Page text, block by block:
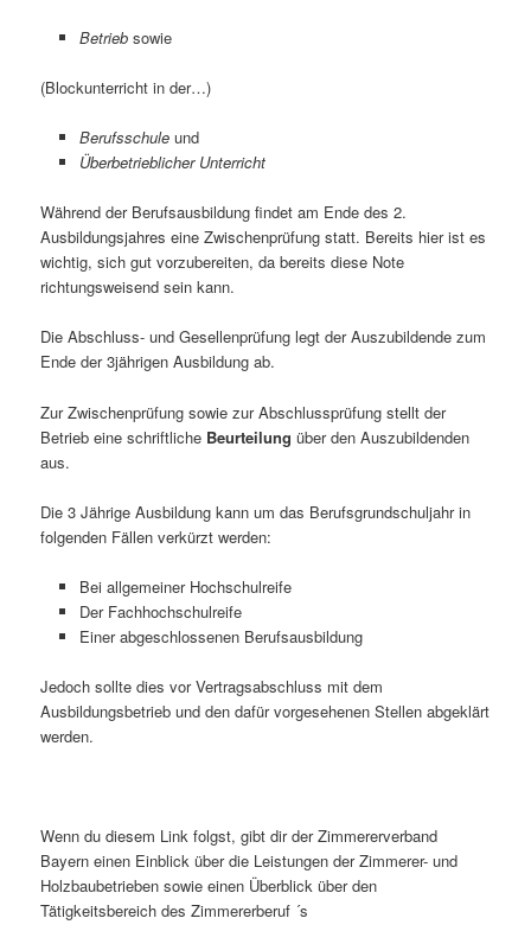
Betriebsowie
(Blockunterricht in der…)
Berufsschuleund
Überbetrieblicher Unterricht
Während der Berufsausbildung findet am Ende des 2.
Ausbildungsjahres eine Zwischenprüfung statt. Bereits hier ist es
wichtig, sich gut vorzubereiten, da bereits diese Note
richtungsweisend sein kann.
Die Abschluss- und Gesellenprüfung legt der Auszubildende zum
Ende der 3jährigen Ausbildung ab.
Zur Zwischenprüfung sowie zur Abschlussprüfung stellt der
Betrieb eine schriftliche Beurteilung über den Auszubildenden
aus.
Die 3 Jährige Ausbildung kann um das Berufsgrundschuljahr in
folgenden Fällen verkürzt werden:
Bei allgemeiner Hochschulreife
Der Fachhochschulreife
Einer abgeschlossenen Berufsausbildung
Jedoch sollte dies vor Vertragsabschluss mit dem
Ausbildungsbetrieb und den dafür vorgesehenen Stellen abgeklärt
werden.
Wenn du diesem Link folgst, gibt dir der Zimmererverband
Bayern einen Einblick über die Leistungen der Zimmerer- und
Holzbaubetrieben sowie einen Überblick über den
Tätigkeitsbereich des Zimmererberuf ´s